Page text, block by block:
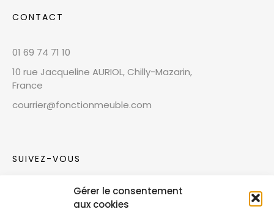
Gérer le consentement
aux cookies
CONTACT
01 69 74 71 10
10 rue Jacqueline AURIOL, Chilly-Mazarin,
France
courrier@fonctionmeuble.com
SUIVEZ-VOUS
Rejoignez notre communauté sur les réseaux